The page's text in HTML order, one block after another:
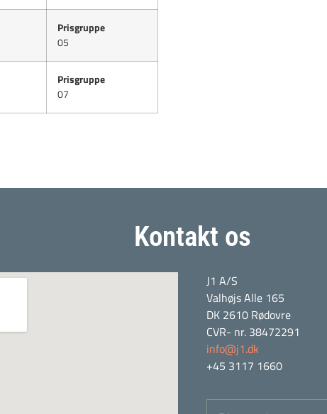
Prisgruppe
05
Prisgruppe
07
Kontakt os
J1 A/S
Valhøjs Alle 165
DK 2610 Rødovre
CVR- nr. 38472291
info@j1.dk
+45 3117 1660